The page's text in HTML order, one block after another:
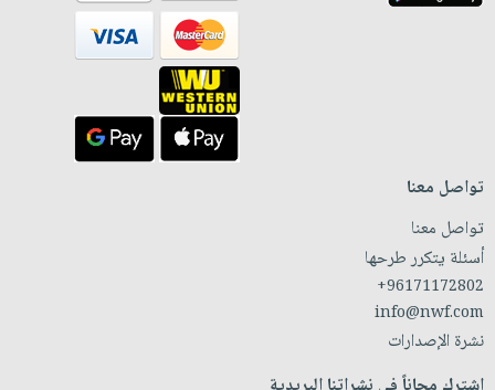
تواصل معنا
تواصل معنا
أسئلة يتكرر طرحها
+96171172802
info@nwf.com
نشرة الإصدارات